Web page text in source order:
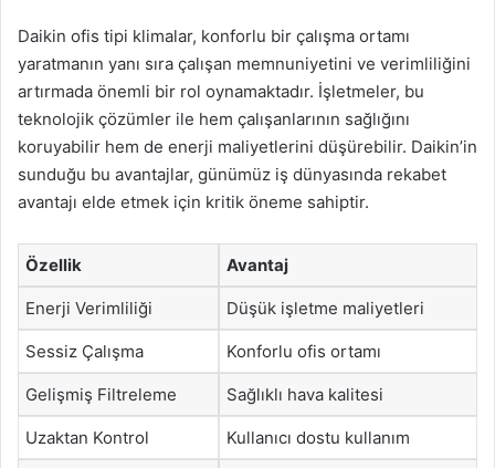
Daikin ofis tipi klimalar, konforlu bir çalışma ortamı
yaratmanın yanı sıra çalışan memnuniyetini ve verimliliğini
artırmada önemli bir rol oynamaktadır. İşletmeler, bu
teknolojik çözümler ile hem çalışanlarının sağlığını
koruyabilir hem de enerji maliyetlerini düşürebilir. Daikin’in
sunduğu bu avantajlar, günümüz iş dünyasında rekabet
avantajı elde etmek için kritik öneme sahiptir.
Özellik Avantaj
Enerji Verimliliği Düşük işletme maliyetleri
Sessiz Çalışma Konforlu ofis ortamı
Gelişmiş Filtreleme Sağlıklı hava kalitesi
Uzaktan Kontrol Kullanıcı dostu kullanım